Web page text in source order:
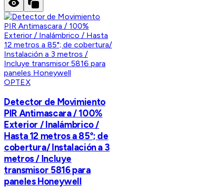
OPTEX
Detector de Movimiento
PIR Antimascara / 100%
Exterior / Inalámbrico /
Hasta 12 metros a 85°; de
cobertura/ Instalación a 3
metros / Incluye
transmisor 5816 para
paneles Honeywell